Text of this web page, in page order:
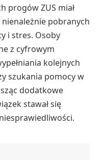
progów ZUS miał
pobranych
i stres. Osoby
z cyfrowym
kolejnych
szukania pomocy w
dodatkowe
stawał się